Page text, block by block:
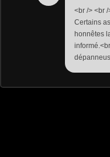
<br /> <br
Certains
honnêtes